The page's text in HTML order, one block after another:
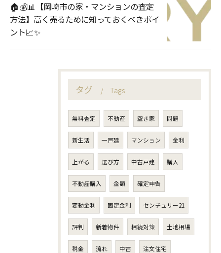
🏠💰📊【岡崎市の家・マンションの査定
方法】高く売るために知っておくべきポイ
ント📈✨
タグ Tags
無料査定 不動産 空き家 問題
新生活 一戸建 マンション 金利
上がる 選び方 中古戸建 購入
不動産購入 金額 確定申告
変動金利 固定金利 センチュリー21
評判 新着物件 相続対策 土地相場
税金 流れ 中古 注文住宅